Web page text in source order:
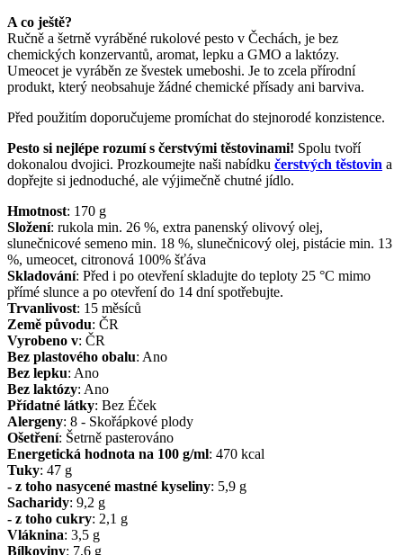
A co ještě?
Ručně a šetrně vyráběné rukolové pesto v Čechách, je bez
chemických konzervantů, aromat, lepku a GMO a laktózy.
Umeocet je vyráběn ze švestek umeboshi. Je to zcela přírodní
produkt, který neobsahuje žádné chemické přísady ani barviva.
Před použitím doporučujeme promíchat do stejnorodé konzistence.
Pesto si nejlépe rozumí s čerstvými těstovinami! Spolu tvoří
dokonalou dvojici. Prozkoumejte naši nabídku čerstvých těstovin a
dopřejte si jednoduché, ale výjimečně chutné jídlo.
Hmotnost: 170 g
Složení: rukola min. 26 %, extra panenský olivový olej,
slunečnicové semeno min. 18 %, slunečnicový olej, pistácie min. 13
%, umeocet, citronová 100% šťáva
Skladování: Před i po otevření skladujte do teploty 25 °C mimo
přímé slunce a po otevření do 14 dní spotřebujte.
Trvanlivost: 15 měsíců
Země původu: ČR
Vyrobeno v: ČR
Bez plastového obalu: Ano
Bez lepku: Ano
Bez laktózy: Ano
Přídatné látky: Bez Éček
Alergeny: 8 - Skořápkové plody
Ošetření: Šetrně pasterováno
Energetická hodnota na 100 g/ml: 470 kcal
Tuky: 47 g
- z toho nasycené mastné kyseliny: 5,9 g
Sacharidy: 9,2 g
- z toho cukry: 2,1 g
Vláknina: 3,5 g
Bílkoviny: 7,6 g